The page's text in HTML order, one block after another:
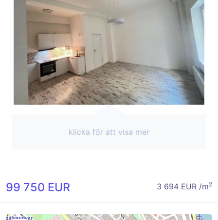
klicka för att visa mer
99 750 EUR 3 694 EUR /m2